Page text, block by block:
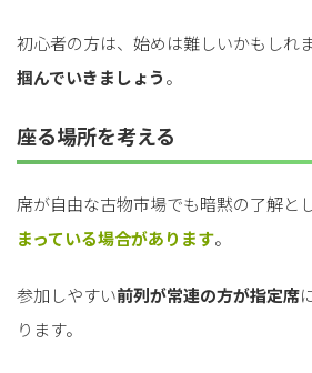
初心者の方は、始めは難しいかもしれ
掴んでいきましょう。
座る場所を考える
席が自由な古物市場でも暗黙の了解とし
まっている場合があります。
参加しやすい前列が常連の方が指定席
ります。